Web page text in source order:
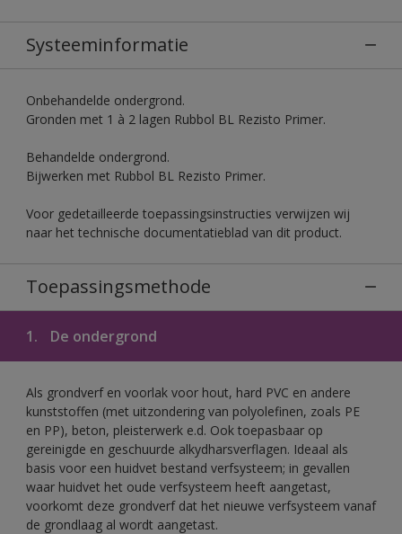
Systeeminformatie
Onbehandelde ondergrond.
Gronden met 1 à 2 lagen Rubbol BL Rezisto Primer.
Behandelde ondergrond.
Bijwerken met Rubbol BL Rezisto Primer.
Voor gedetailleerde toepassingsinstructies verwijzen wij
naar het technische documentatieblad van dit product.
Toepassingsmethode
1. De ondergrond
Als grondverf en voorlak voor hout, hard PVC en andere
kunststoffen (met uitzondering van polyolefinen, zoals PE
en PP), beton, pleisterwerk e.d. Ook toepasbaar op
gereinigde en geschuurde alkydharsverflagen. Ideaal als
basis voor een huidvet bestand verfsysteem; in gevallen
waar huidvet het oude verfsysteem heeft aangetast,
voorkomt deze grondverf dat het nieuwe verfsysteem vanaf
de grondlaag al wordt aangetast.